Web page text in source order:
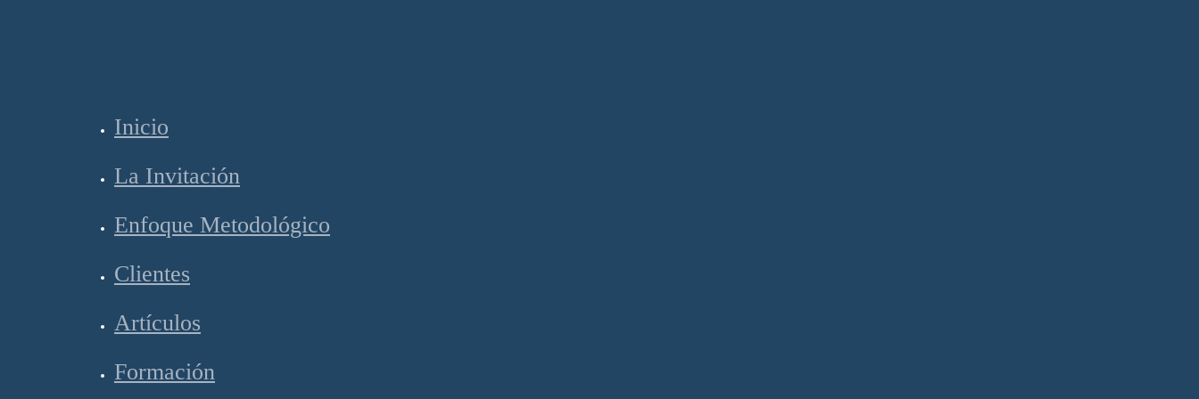
Inicio
La Invitación
Enfoque Metodológico
Clientes
Artículos
Formación